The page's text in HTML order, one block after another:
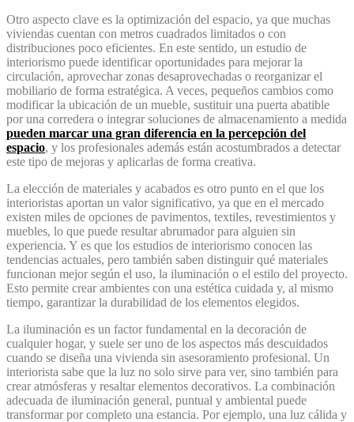
Otro aspecto clave es la optimización del espacio, ya que muchas
viviendas cuentan con metros cuadrados limitados o con
distribuciones poco eficientes. En este sentido, un estudio de
interiorismo puede identificar oportunidades para mejorar la
circulación, aprovechar zonas desaprovechadas o reorganizar el
mobiliario de forma estratégica. A veces, pequeños cambios como
modificar la ubicación de un mueble, sustituir una puerta abatible
por una corredera o integrar soluciones de almacenamiento a medida
pueden marcar una gran diferencia en la percepción del
espacio, y los profesionales además están acostumbrados a detectar
este tipo de mejoras y aplicarlas de forma creativa.
La elección de materiales y acabados es otro punto en el que los
interioristas aportan un valor significativo, ya que en el mercado
existen miles de opciones de pavimentos, textiles, revestimientos y
muebles, lo que puede resultar abrumador para alguien sin
experiencia. Y es que los estudios de interiorismo conocen las
tendencias actuales, pero también saben distinguir qué materiales
funcionan mejor según el uso, la iluminación o el estilo del proyecto.
Esto permite crear ambientes con una estética cuidada y, al mismo
tiempo, garantizar la durabilidad de los elementos elegidos.
La iluminación es un factor fundamental en la decoración de
cualquier hogar, y suele ser uno de los aspectos más descuidados
cuando se diseña una vivienda sin asesoramiento profesional. Un
interiorista sabe que la luz no solo sirve para ver, sino también para
crear atmósferas y resaltar elementos decorativos. La combinación
adecuada de iluminación general, puntual y ambiental puede
transformar por completo una estancia. Por ejemplo, una luz cálida y